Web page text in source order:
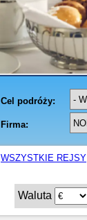
WSZYSTKIE REJSY
Waluta